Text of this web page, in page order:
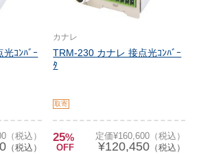
ｺﾝﾊﾞｰ
（税込）
（税込）
カナレ
TRM-230 カナレ 接点光ｺﾝﾊﾞｰ
ﾀ
取寄
25%
OFF
定価¥160,600（税込）
¥120,450（税込）